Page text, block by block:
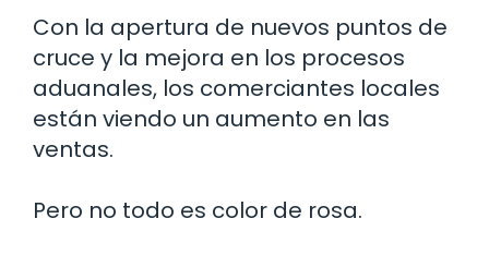
Con la apertura de nuevos puntos de
cruce y la mejora en los procesos
aduanales, los comerciantes locales
están viendo un aumento en las
ventas.
Pero no todo es color de rosa.